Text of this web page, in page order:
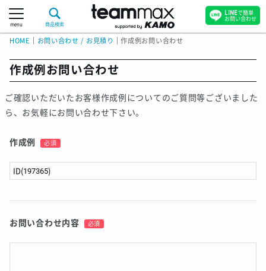
menu 商品検索
HOME お問い合わせ / お見積り ｜作成例お問い合わせ
作成例お問い合わせ
ご確認いただいたお客様作成例についてのご質問等ございました
ら、お気軽にお問い合わせ下さい。
作成例 必須
お問い合わせ内容 必須
LINEで簡単
お問い合わせ